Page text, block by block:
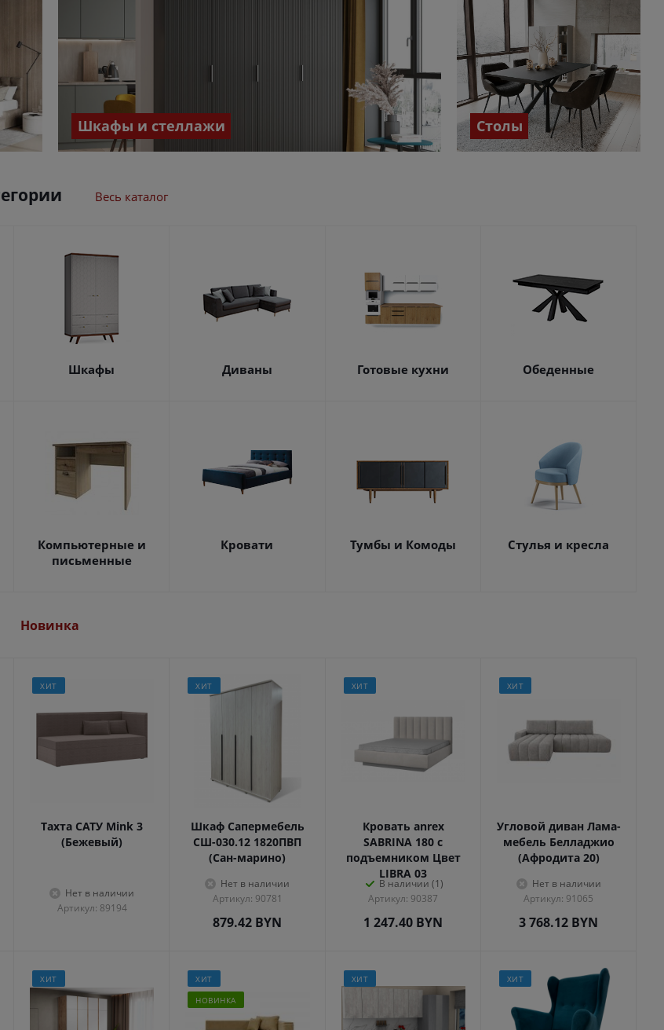
Шкафы и стеллажи Столы
Весь каталог
Шкафы Диваны Готовые кухни Обеденные
Компьютерные и
письменные
Кровати Тумбы и Комоды Стулья и кресла
Новинка
ХИТ
Тахта САТУ Mink 3
(Бежевый)
Нет в наличии
Артикул: 89194
ХИТ
Шкаф Сапермебель
СШ-030.12 1820ПВП
(Сан-марино)
Нет в наличии
Артикул: 90781
879.42 BYN
ХИТ
Кровать anrex
SABRINA 180 с
подъемником Цвет
LIBRA 03
В наличии (1)
Артикул: 90387
1 247.40 BYN
ХИТ
Угловой диван Лама-
мебель Белладжио
(Афродита 20)
Нет в наличии
Артикул: 91065
3 768.12 BYN
ХИТ
ХИТ
НОВИНКА
ХИТ ХИТ